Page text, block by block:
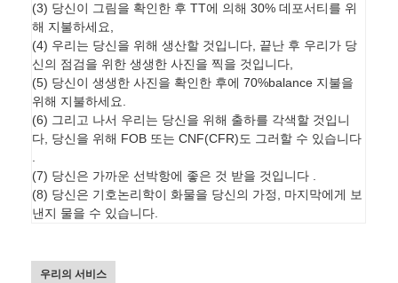
(3) 당신이 그림을 확인한 후 TT에 의해 30% 데포서티를 위
해 지불하세요,
(4) 우리는 당신을 위해 생산할 것입니다, 끝난 후 우리가 당
신의 점검을 위한 생생한 사진을 찍을 것입니다,
(5) 당신이 생생한 사진을 확인한 후에 70%balance 지불을
위해 지불하세요.
(6) 그리고 나서 우리는 당신을 위해 출하를 각색할 것입니
다, 당신을 위해 FOB 또는 CNF(CFR)도 그러할 수 있습니다
(7) 당신은 가까운 선박항에 좋은 것 받을 것입니다 .
(8) 당신은 기호논리학이 화물을 당신의 가정, 마지막에게 보
낸지 물을 수 있습니다.
우리의 서비스